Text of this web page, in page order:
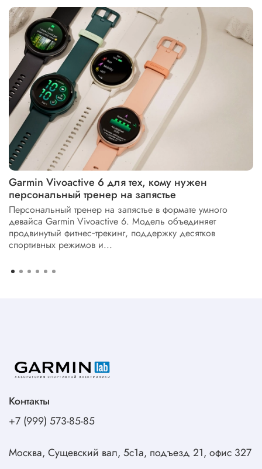
Garmin Vivoactive 6 для тех, кому нужен
персональный тренер на запястье
Персональный тренер на запястье в формате умного
девайса Garmin Vivoactive 6. Модель объединяет
продвинутый фитнес‑трекинг, поддержку десятков
спортивных режимов и...
Контакты
+7 (999) 573-85-85
Москва, Сущевский вал, 5с1а, подъезд 21, офис 327